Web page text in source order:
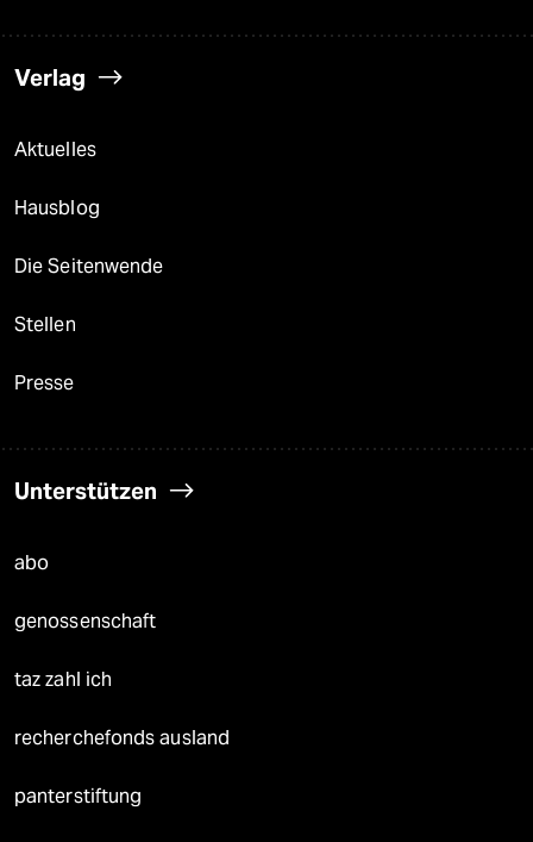
Verlag
Aktuelles
Hausblog
Die Seitenwende
Stellen
Presse
Unterstützen
abo
genossenschaft
taz zahl ich
recherchefonds ausland
panterstiftung